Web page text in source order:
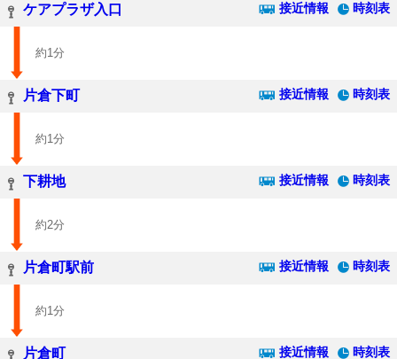
ケアプラザ入口 接近情報 時刻表
約1分
片倉下町 接近情報 時刻表
約1分
下耕地 接近情報 時刻表
約2分
片倉町駅前 接近情報 時刻表
約1分
片倉町 接近情報 時刻表